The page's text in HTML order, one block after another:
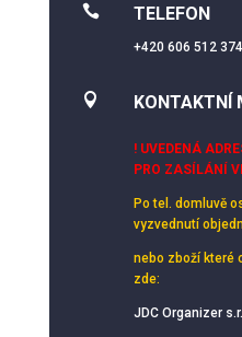
 TELEFON
+420 606 512 374
 KONTAKTNÍ
! UVEDENÁ
PRO ZASÍLÁNÍ
Po tel. domluvě
vyzvednutí
nebo zboží které
zde:
JDC Organizer